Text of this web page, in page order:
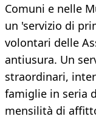
Comuni e nelle
un 'servizio di
volontari delle
antiusura. Un
straordinari,
famiglie in seria
mensilità di